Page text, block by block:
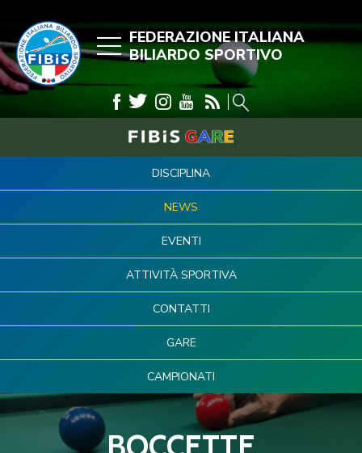
FEDERAZIONE ITALIANA
BILIARDO SPORTIVO
DISCIPLINA
NEWS
EVENTI
ATTIVITÀ SPORTIVA
CONTATTI
GARE
CAMPIONATI